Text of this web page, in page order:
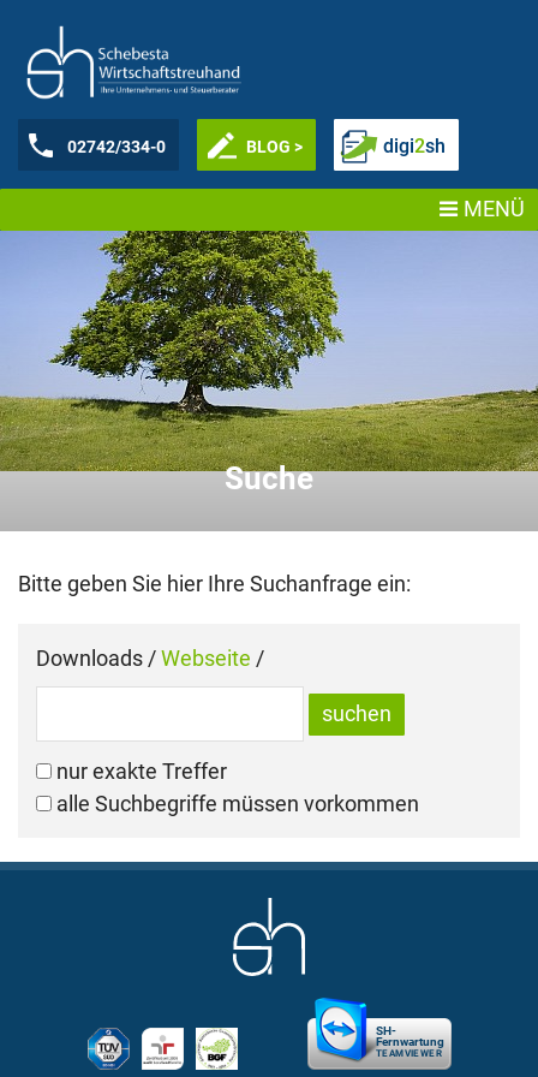
02742/334-0 BLOG > digi2sh
MENÜ
Suche
Bitte geben Sie hier Ihre Suchanfrage ein:
Downloads /Webseite /
nur exakte Treffer
alle Suchbegriffe müssen vorkommen
SH-
Fernwartung
TEAMVIEWER